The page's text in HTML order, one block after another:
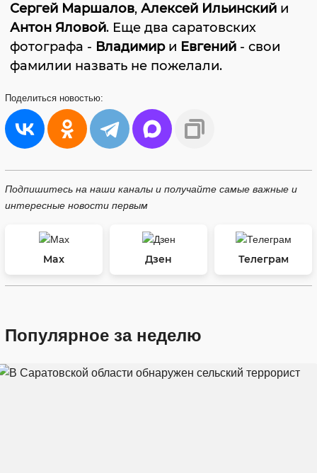
Сергей Маршалов, Алексей Ильинский и
Антон Яловой. Еще два саратовских
фотографа - Владимири Евгений - свои
фамилии назвать не пожелали.
Поделиться новостью:
Подпишитесь на наши каналы и получайте самые важные и
интересные новости первым
Max Дзен Телеграм
Популярное за неделю